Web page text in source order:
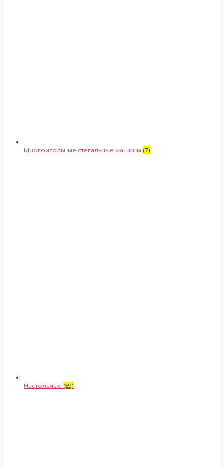
Многоигольные стегальные машины (7)
Настольные (59)